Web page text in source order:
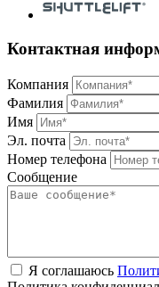
Контактная
Компания
Фамилия
Имя
Эл. почта
Номер телефона
Сообщение
Я соглашаюсь